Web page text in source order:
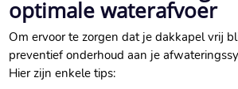
optimale waterafvoer
Om ervoor te zorgen dat je dakkapel vrij
preventief onderhoud aan je
Hier zijn enkele tips: